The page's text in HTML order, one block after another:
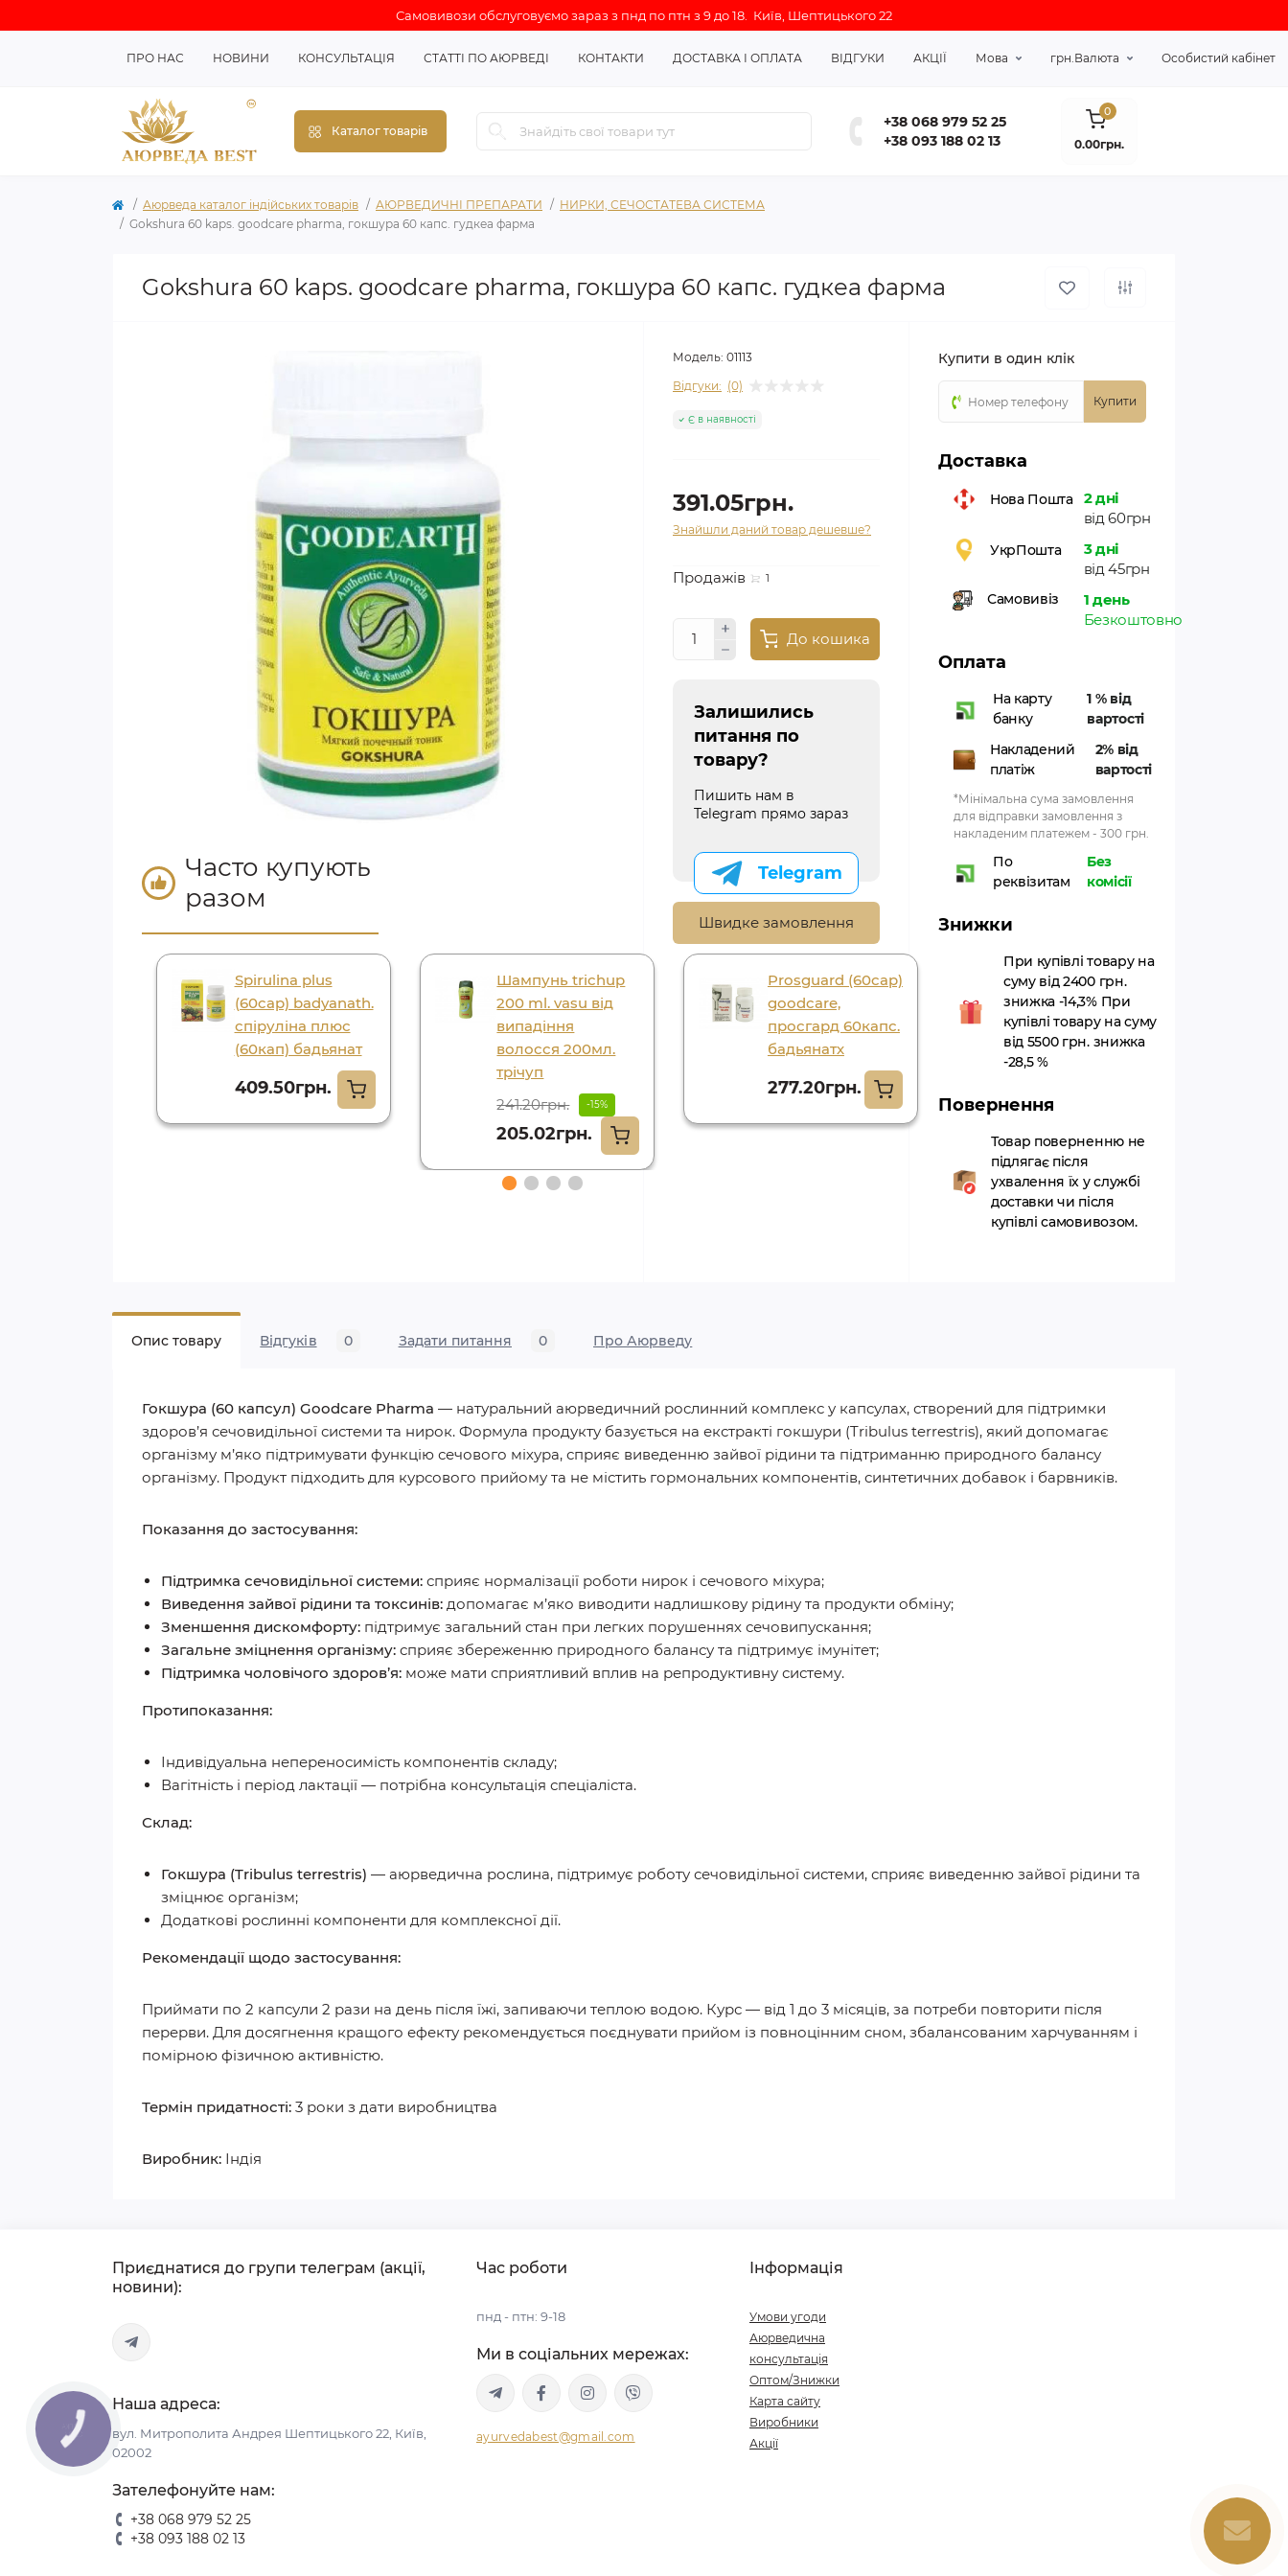
Самовивози обслуговуємо зараз з пнд по птн з 9 до 18. Київ, Шептицького 22
ПРО НАС НОВИНИ КОНСУЛЬТАЦІЯ СТАТТІ ПО АЮРВЕДІ КОНТАКТИ ДОСТАВКА І ОПЛАТА ВІДГУКИ АКЦІЇ Мова грн.Валюта Особистий кабінет
Каталог товарів
+38 068 979 52 25
+38 093 188 02 13
0
0.00грн.
Аюрведа каталог індійських товарів АЮРВЕДИЧНІ ПРЕПАРАТИ
НИРКИ, СЕЧОСТАТЕВА СИСТЕМА
Gokshura 60 kaps. goodcare pharma, гокшура 60 капс. гудкеа фарма
Gokshura 60 kaps. goodcare pharma, гокшура 60 капс. гудкеа фарма
Часто купують
разом
Spirulina plus
(60cap) badyanath.
спіруліна плюс
(60кап) бадьянат
409.50грн.
Шампунь trichup
200 ml. vasu від
випадіння
волосся 200мл.
трічуп
241.20грн.
-15%
205.02грн.
Prosguard (60cap)
goodcare,
просгард 60капс.
бадьянатх
277.20грн.
Triphala guggul 60
kaps. goodcare
pharma, трифала
гуггул 60 капс.
гудкеа фарма
442.35грн.
Модель: 01113
Відгуки: (0)
Є в наявності
391.05грн.
Знайшли даний товар дешевше?
Продажів 1
До кошика
Залишились
питання по
товару?
Пишить нам в
Telegram прямо зараз
Telegram
Швидке замовлення
Купити в один клік
Купити
Доставка
Нова Пошта
2 дні
від 60грн
УкрПошта
3 дні
від 45грн
Самовивіз
1 день
Безкоштовно
Оплата
На карту
банку
1 % від
вартості
Накладений
платіж
2% від
вартості
*Мінімальна сума замовлення
для відправки замовлення з
накладеним платежем - 300 грн.
По
реквізитам
Без
комісії
Знижки
При купівлі товару на
суму від 2400 грн.
знижка -14,3% При
купівлі товару на суму
від 5500 грн. знижка
-28,5 %
Повернення
Товар поверненню не
підлягає після
ухвалення їх у службі
доставки чи після
купівлі самовивозом.
Опис товару Відгуків 0 Задати питання 0 Про Аюрведу
Гокшура (60 капсул) Goodcare Pharma — натуральний аюрведичний рослинний комплекс у капсулах, створений для підтримки
здоров’я сечовидільної системи та нирок. Формула продукту базується на екстракті гокшури (Tribulus terrestris), який допомагає
організму м’яко підтримувати функцію сечового міхура, сприяє виведенню зайвої рідини та підтриманню природного балансу
організму. Продукт підходить для курсового прийому та не містить гормональних компонентів, синтетичних добавок і барвників.
Показання до застосування:
Підтримка сечовидільної системи: сприяє нормалізації роботи нирок і сечового міхура;
Виведення зайвої рідини та токсинів: допомагає м’яко виводити надлишкову рідину та продукти обміну;
Зменшення дискомфорту: підтримує загальний стан при легких порушеннях сечовипускання;
Загальне зміцнення організму: сприяє збереженню природного балансу та підтримує імунітет;
Підтримка чоловічого здоров’я: може мати сприятливий вплив на репродуктивну систему.
Протипоказання:
Індивідуальна непереносимість компонентів складу;
Вагітність і період лактації — потрібна консультація спеціаліста.
Склад:
Гокшура (Tribulus terrestris) — аюрведична рослина, підтримує роботу сечовидільної системи, сприяє виведенню зайвої рідини та
зміцнює організм;
Додаткові рослинні компоненти для комплексної дії.
Рекомендації щодо застосування:
Приймати по 2 капсули 2 рази на день після їжі, запиваючи теплою водою. Курс — від 1 до 3 місяців, за потреби повторити після
перерви. Для досягнення кращого ефекту рекомендується поєднувати прийом із повноцінним сном, збалансованим харчуванням і
помірною фізичною активністю.
Термін придатності: 3 роки з дати виробництва
Виробник: Індія
Приєднатися до групи телеграм (акції,
новини):
Наша адреса:
вул. Митрополита Андрея Шептицького 22, Київ,
02002
Зателефонуйте нам:
+38 068 979 52 25
+38 093 188 02 13
Час роботи
пнд - птн: 9-18
Ми в соціальних мережах:
ayurvedabest@gmail.com
Інформація
Умови угоди
Аюрведична
консультація
Оптом/Знижки
Карта сайту
Виробники
Акції